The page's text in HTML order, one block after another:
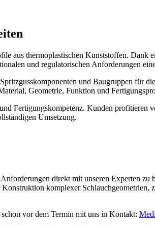
aus thermoplastischen Kunststoffen.
und regulatorischen Anforderungen
und Baugruppen für
Geometrie, Funktion und
Fertigungskompetenz. Kunden
Umsetzung.
direkt mit unseren Experten
komplexer
vor dem Termin mit uns in Kontakt: